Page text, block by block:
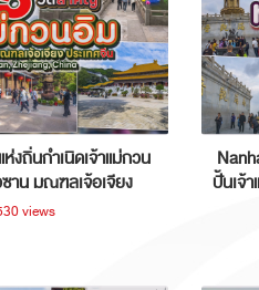
ถิ่นกำเนิดเจ้าแม่กวน
ซาน มณฑลเจ้อเจียง
เทศจีน
views
ปั้นเจ้